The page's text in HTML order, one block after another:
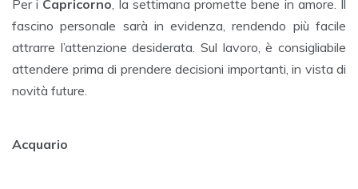
Per i Capricorno, la settimana promette bene in amore. Il
fascino personale sarà in evidenza, rendendo più facile
attrarre l’attenzione desiderata. Sul lavoro, è consigliabile
attendere prima di prendere decisioni importanti, in vista di
novità future.
Acquario